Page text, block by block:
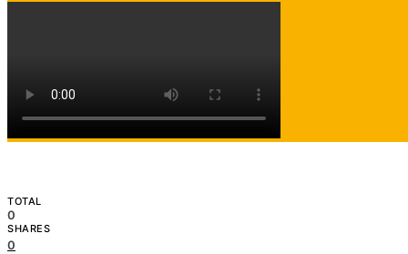
TOTAL
0
SHARES
0